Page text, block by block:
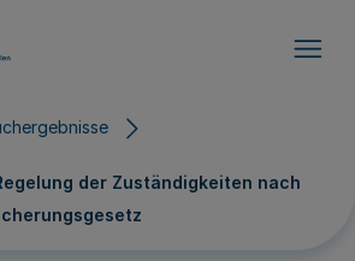
der Zuständigkeiten nach